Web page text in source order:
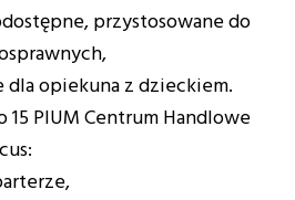
przystosowane do
opiekuna z dzieckiem.
15 PIUM Centrum Handlowe